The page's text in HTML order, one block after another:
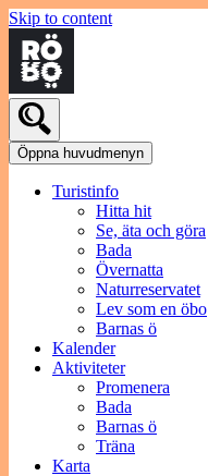
Skip to content
Öppna huvudmenyn
Turistinfo
Hitta hit
Se, äta och göra
Bada
Övernatta
Naturreservatet
Lev som en öbo
Barnas ö
Kalender
Aktiviteter
Promenera
Bada
Barnas ö
Träna
Karta